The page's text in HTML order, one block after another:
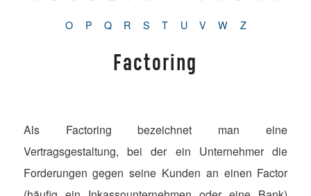
O
P Q R S T U V W Z
Factoring
Als Factoring bezeichnet man eine
Vertragsgestaltung, bei der ein Unternehmer die
Forderungen gegen seine Kunden an einen Factor